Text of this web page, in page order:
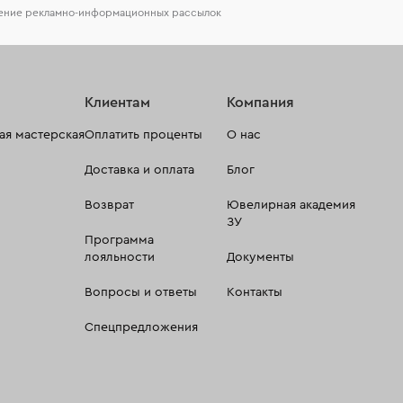
рекламно-информационных рассылок
мастерская
Клиентам
Оплатить проценты
Доставка и оплата
Возврат
Программа
лояльности
Вопросы и ответы
Спецпредложения
Компания
О нас
Блог
Ювелирная академия
ЗУ
Документы
Контакты